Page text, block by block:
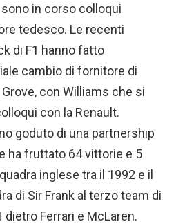
in corso colloqui
tedesco. Le recenti
di F1 hanno fatto
cambio di fornitore di
con Williams che si
con la Renault.
goduto di una partnership
ha fruttato 64 vittorie e 5
inglese tra il 1992 e il
di Sir Frank al terzo team di
Ferrari e McLaren.